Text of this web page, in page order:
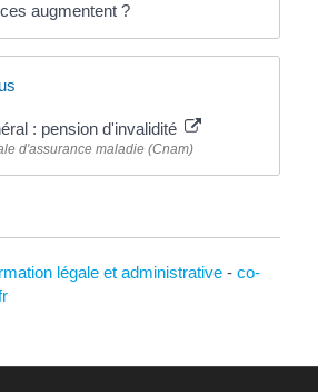
augmentent ?
: pension d'invalidité
d'assurance maladie (Cnam)
légale et administrative- co-